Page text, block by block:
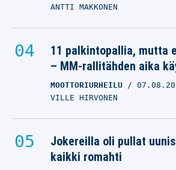
ANTTI MAKKONEN
11 palkintopallia, mutta
– MM-rallitähden aika
MOOTTORIURHEILU
VILLE HIRVONEN
Jokereilla oli pullat
kaikki romahti